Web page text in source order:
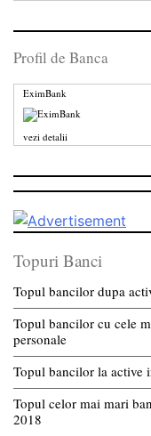
Profil de Banca
EximBank
vezi detalii
Topuri Banci
Topul bancilor dupa
Topul bancilor cu cele
personale
Topul bancilor la active
Topul celor mai mari
2018